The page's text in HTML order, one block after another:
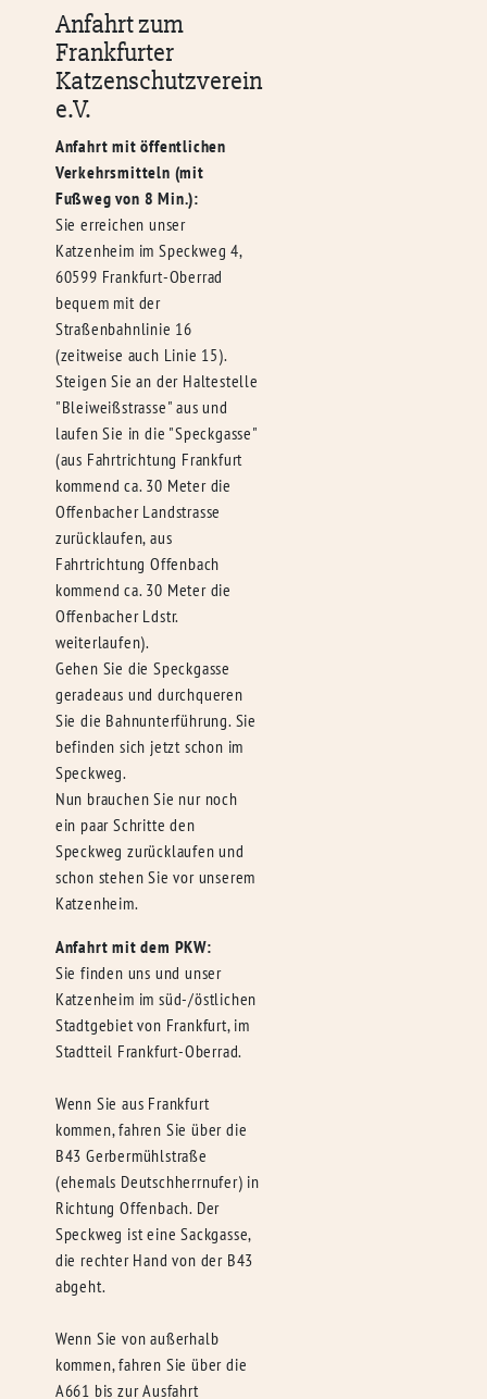
Anfahrt zum
Frankfurter
Katzenschutzverein
e.V.
Anfahrt mit öffentlichen
Verkehrsmitteln (mit
Fußweg von 8 Min.):
Sie erreichen unser
Katzenheim im Speckweg 4,
60599 Frankfurt-Oberrad
bequem mit der
Straßenbahnlinie 16
(zeitweise auch Linie 15).
Steigen Sie an der Haltestelle
"Bleiweißstrasse" aus und
laufen Sie in die "Speckgasse"
(aus Fahrtrichtung Frankfurt
kommend ca. 30 Meter die
Offenbacher Landstrasse
zurücklaufen, aus
Fahrtrichtung Offenbach
kommend ca. 30 Meter die
Offenbacher Ldstr.
weiterlaufen).
Gehen Sie die Speckgasse
geradeaus und durchqueren
Sie die Bahnunterführung. Sie
befinden sich jetzt schon im
Speckweg.
Nun brauchen Sie nur noch
ein paar Schritte den
Speckweg zurücklaufen und
schon stehen Sie vor unserem
Katzenheim.
Anfahrt mit dem PKW:
Sie finden uns und unser
Katzenheim im süd-/östlichen
Stadtgebiet von Frankfurt, im
Stadtteil Frankfurt-Oberrad.
Wenn Sie aus Frankfurt
kommen, fahren Sie über die
B43 Gerbermühlstraße
(ehemals Deutschherrnufer) in
Richtung Offenbach. Der
Speckweg ist eine Sackgasse,
die rechter Hand von der B43
abgeht.
Wenn Sie von außerhalb
kommen, fahren Sie über die
A661 bis zur Ausfahrt